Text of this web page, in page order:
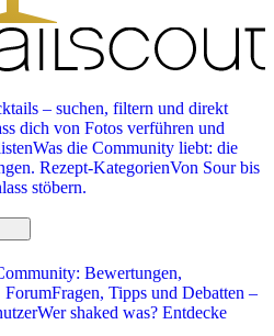
– suchen, filtern und direkt
dich von Fotos verführen und
Was die Community liebt: die
Rezept-KategorienVon Sour bis
stöbern.
Bewertungen,
ForumFragen, Tipps und Debatten –
Wer shaked was? Entdecke